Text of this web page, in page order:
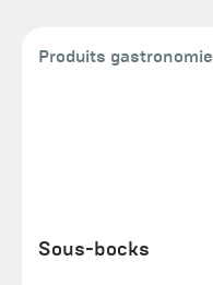
Produits gastronomie
Sous-bocks